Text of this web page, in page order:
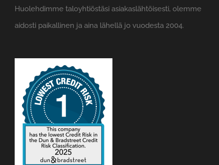
Huolehdimme taloyhtiöstäsi asiakaslähtöisesti, olemme
aidosti paikallinen ja aina lähellä jo vuodesta 2004.